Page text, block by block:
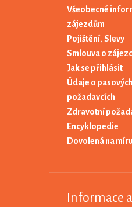
Všeobecné
zájezdům
Pojištění, Slevy
Smlouva o
Jak se přihlásit
Údaje o
požadavcích
Zdravotní
Encyklopedie
Dovolená na
Informace